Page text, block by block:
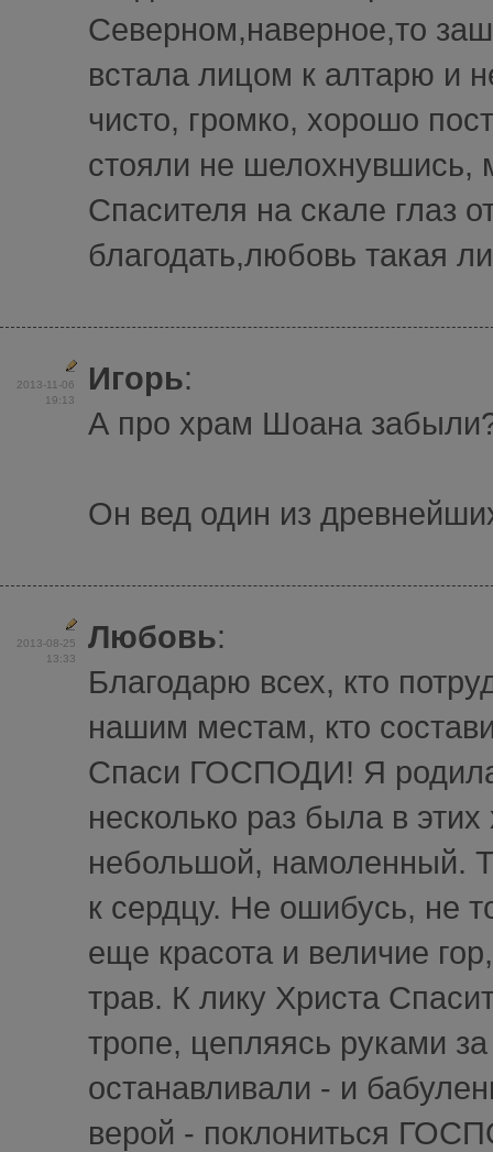
Северном,наверное,то
встала лицом к алтарю и
чисто, громко, хорошо
стояли не шелохнувшись,
Спасителя на скале глаз
благодать,любовь такая
2013-11-06
19:13
Игорь:
А про храм Шоана
Он вед один из
2013-08-25
13:33
Любовь:
Благодарю всех, кто
нашим местам, кто
Спаси ГОСПОДИ! Я
несколько раз была в
небольшой, намоленный.
к сердцу. Не ошибусь, не
еще красота и величие
трав. К лику Христа
тропе, цепляясь руками
останавливали - и
верой - поклониться